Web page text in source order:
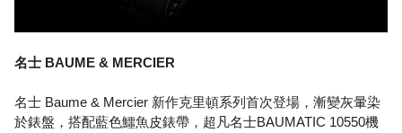
名士 BAUME & MERCIER
名士 Baume & Mercier 新作克里頓系列首次登場，漸變灰暈染
於錶盤，搭配藍色鱷魚皮錶帶，超凡名士BAUMATIC 10550機